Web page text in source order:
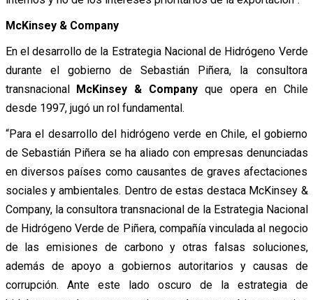
McKinsey & Company
En el desarrollo de la Estrategia Nacional de Hidrógeno Verde
durante el gobierno de Sebastián Piñera, la consultora
transnacional McKinsey & Company que opera en Chile
desde 1997, jugó un rol fundamental.
“Para el desarrollo del hidrógeno verde en Chile, el gobierno
de Sebastián Piñera se ha aliado con empresas denunciadas
en diversos países como causantes de graves afectaciones
sociales y ambientales. Dentro de estas destaca McKinsey &
Company, la consultora transnacional de la Estrategia Nacional
de Hidrógeno Verde de Piñera, compañía vinculada al negocio
de las emisiones de carbono y otras falsas soluciones,
además de apoyo a gobiernos autoritarios y causas de
corrupción. Ante este lado oscuro de la estrategia de